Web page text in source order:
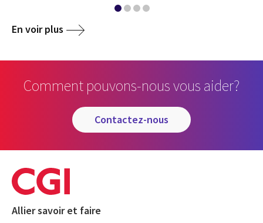
En voir plus
Comment pouvons-nous vous aider?
contactez-nous
Allier savoir et faire